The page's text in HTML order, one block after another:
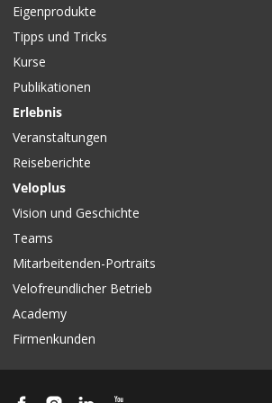
Eigenprodukte
Tipps und Tricks
Kurse
Publikationen
Erlebnis
Veranstaltungen
Reiseberichte
Veloplus
Vision und Geschichte
Teams
Mitarbeitenden-Portraits
Velofreundlicher Betrieb
Academy
Firmenkunden